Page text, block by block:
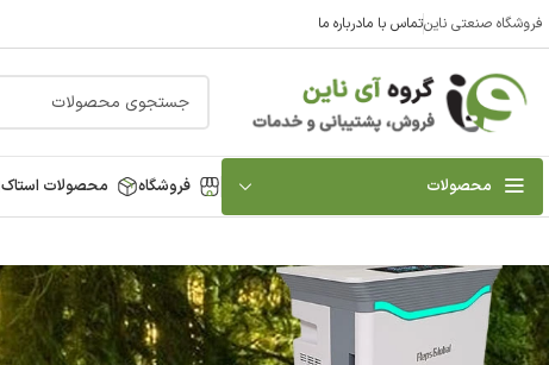
فروشگاه صنعتی ناینتماس با مادرباره ما
محصولات فروشگاه محصولات استاک